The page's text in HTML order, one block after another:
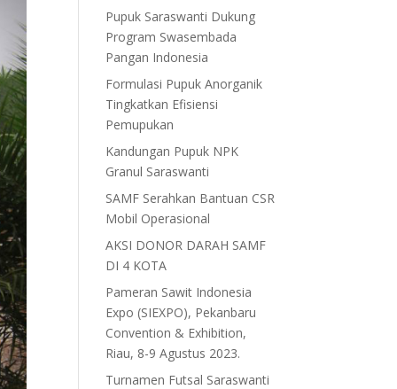
Pupuk Saraswanti Dukung
Program Swasembada
Pangan Indonesia
Formulasi Pupuk Anorganik
Tingkatkan Efisiensi
Pemupukan
Kandungan Pupuk NPK
Granul Saraswanti
SAMF Serahkan Bantuan CSR
Mobil Operasional
AKSI DONOR DARAH SAMF
DI 4 KOTA
Pameran Sawit Indonesia
Expo (SIEXPO), Pekanbaru
Convention & Exhibition,
Riau, 8-9 Agustus 2023.
Turnamen Futsal Saraswanti